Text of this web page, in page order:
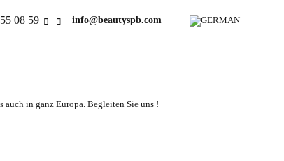
08 59 info@beautyspb.com
auch in ganz Europa. Begleiten Sie uns !